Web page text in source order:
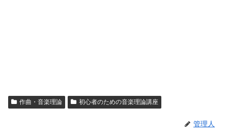
作曲・音楽理論 初心者のための音楽理論講座
管理人